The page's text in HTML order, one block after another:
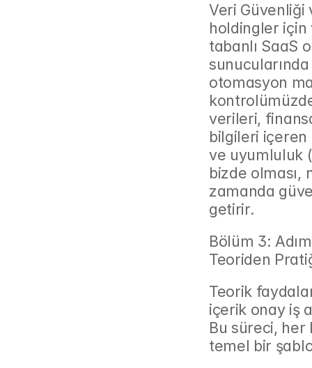
Veri Güvenliği
holdingler için
tabanlı SaaS
otomasyon
verileri,
bilgileri
ve uyumluluk
bizde olması,
zamanda
getirir.
Bölüm 3:
Teoriden
Teorik
içerik onay iş
Bu süreci, her
temel bir